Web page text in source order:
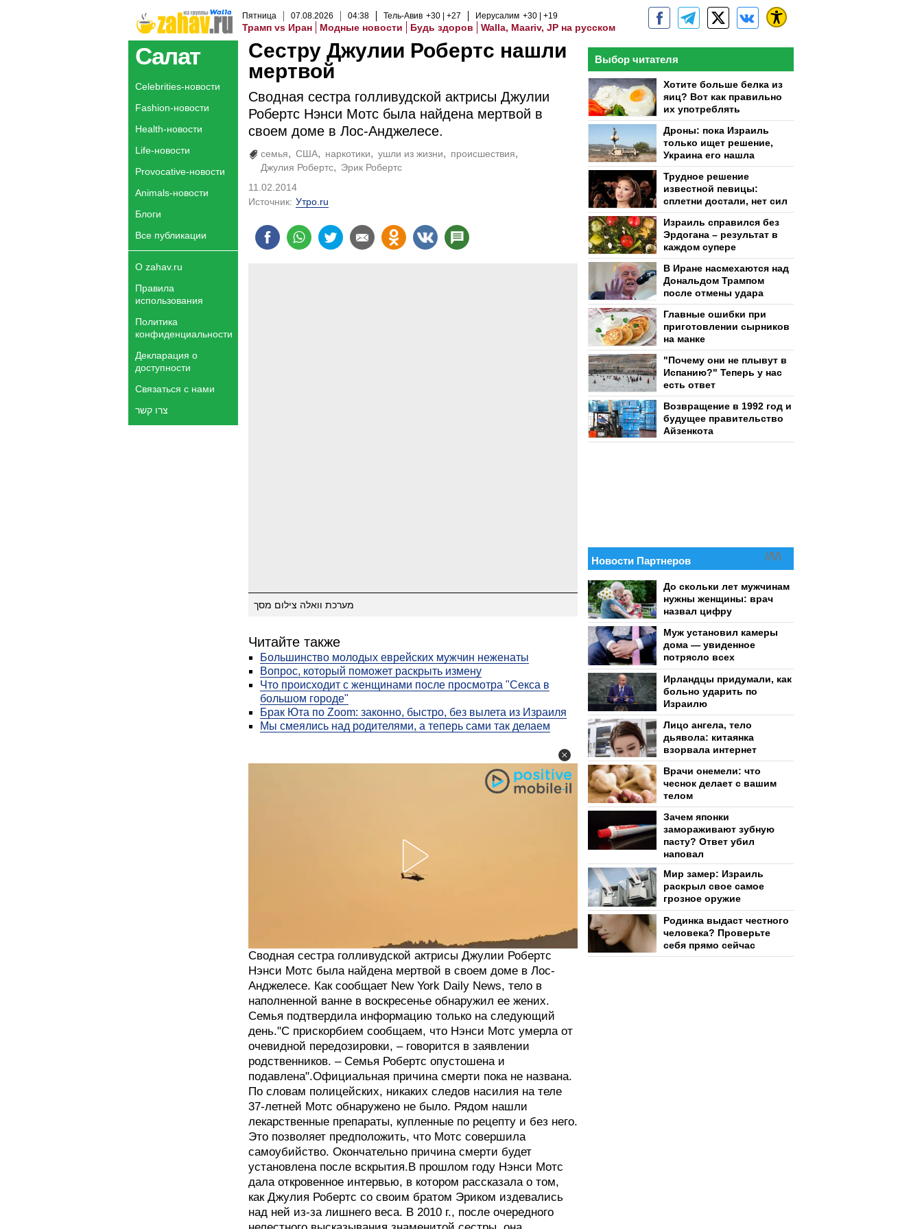
Пятница 07.08.2026 04:38 Тель-Авив +30 +27 Иерусалим +30 +19
Трамп vs Иран Модные новости Будь здоров Walla, Maariv, JP на русском
Салат
Celebrities-новости
Fashion-новости
Health-новости
Life-новости
Provocative-новости
Animals-новости
Блоги
Все публикации
О zahav.ru
Правила
использования
Политика
конфиденциальности
Декларация о
доступности
Связаться с нами
צרו קשר
Сестру Джулии Робертс нашли
мертвой
Сводная сестра голливудской актрисы Джулии
Робертс Нэнси Мотс была найдена мертвой в
своем доме в Лос-Анджелесе.
семья США наркотики ушли из жизни
происшествия
Джулия Робертс
Эрик Робертс
11.02.2014
Источник: Утро.ru
מערכת וואלה צילום מסך
Читайте также
Большинство молодых еврейских мужчин неженаты
Вопрос, который поможет раскрыть измену
Что происходит с женщинами после просмотра "Секса в
большом городе"
Брак Юта по Zoom: законно, быстро, без вылета из Израиля
Мы смеялись над родителями, а теперь сами так делаем
Сводная сестра голливудской актрисы Джулии Робертс
Нэнси Мотс была найдена мертвой в своем доме в Лос-
Анджелесе. Как сообщает New York Daily News, тело в
наполненной ванне в воскресенье обнаружил ее жених.
Семья подтвердила информацию только на следующий
день."С прискорбием сообщаем, что Нэнси Мотс умерла от
очевидной передозировки, – говорится в заявлении
родственников. – Семья Робертс опустошена и
подавлена".Официальная причина смерти пока не названа.
По словам полицейских, никаких следов насилия на теле
37-летней Мотс обнаружено не было. Рядом нашли
лекарственные препараты, купленные по рецепту и без него.
Это позволяет предположить, что Мотс совершила
самоубийство. Окончательно причина смерти будет
установлена после вскрытия.В прошлом году Нэнси Мотс
дала откровенное интервью, в котором рассказала о том,
как Джулия Робертс со своим братом Эриком издевались
над ней из-за лишнего веса. В 2010 г., после очередного
Выбор читателя
Хотите больше белка из
яиц? Вот как правильно
их употреблять
Дроны: пока Израиль
только ищет решение,
Украина его нашла
Трудное решение
известной певицы:
сплетни достали, нет сил
Израиль справился без
Эрдогана – результат в
каждом супере
В Иране насмехаются над
Дональдом Трампом
после отмены удара
Главные ошибки при
приготовлении сырников
на манке
"Почему они не плывут в
Испанию?" Теперь у нас
есть ответ
Возвращение в 1992 год и
будущее правительство
Айзенкота